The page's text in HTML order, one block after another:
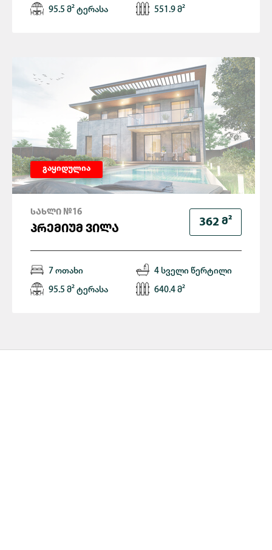
95.5 მ² ტერასა 551.9 მ²
გაყიდულია
362 Მ²
ᲡᲐᲮᲚᲘ №16
ᲞᲠᲔᲛᲘᲣᲛ ᲕᲘᲚᲐ
7 ოთახი 4 სველი წერტილი
95.5 მ² ტერასა 640.4 მ²